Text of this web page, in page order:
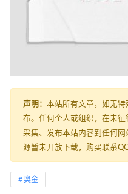
声明： 本站所有文章，如无
布。任何个人或组织，在未征
采集、发布本站内容到任何
源暂未开放下载，购买联系
奥金
毛毯aijiads.taobao (1593)_tn
细节花色宝(2545)光影效